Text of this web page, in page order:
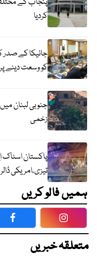
کردیا
جائیکا کے صدر
کو وسعت دینے پر
زخمی
پاکستان اسٹاک
تیزی،امریکی
ہمیں فالو کریں
Facebook
متعلقہ خبریں